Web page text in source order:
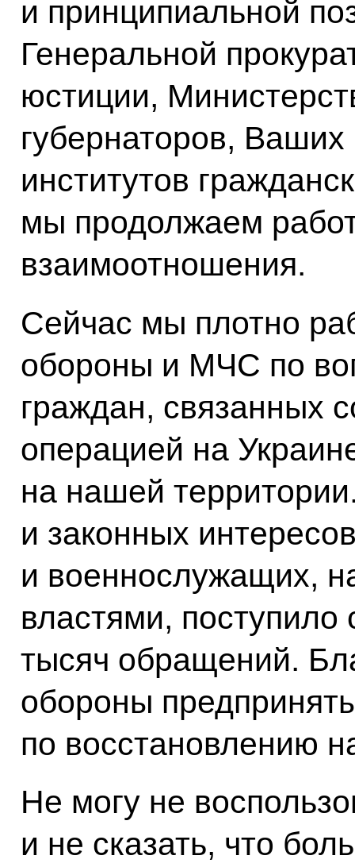
и принципиальной
Генеральной
юстиции,
губернаторов,
институтов
мы продолжаем
взаимоотношения.
Сейчас мы плотно
обороны и МЧС по
граждан, связанных
операцией на
на нашей
и законных
и военнослужащих,
властями,
тысяч обращений.
обороны
по восстановлению
Не могу не
и не сказать, что